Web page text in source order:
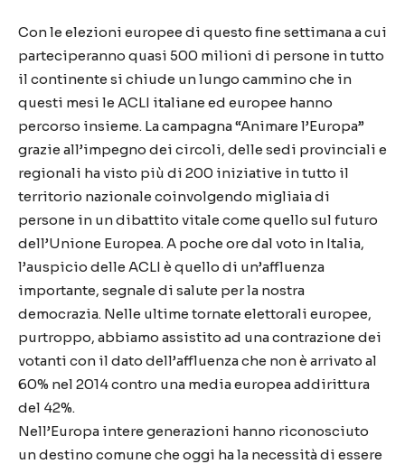
Con le elezioni europee di questo fine settimana a cui
parteciperanno quasi 500 milioni di persone in tutto
il continente si chiude un lungo cammino che in
questi mesi le ACLI italiane ed europee hanno
percorso insieme. La campagna “Animare l’Europa”
grazie all’impegno dei circoli, delle sedi provinciali e
regionali ha visto più di 200 iniziative in tutto il
territorio nazionale coinvolgendo migliaia di
persone in un dibattito vitale come quello sul futuro
dell’Unione Europea. A poche ore dal voto in Italia,
l’auspicio delle ACLI è quello di un’affluenza
importante, segnale di salute per la nostra
democrazia. Nelle ultime tornate elettorali europee,
purtroppo, abbiamo assistito ad una contrazione dei
votanti con il dato dell’affluenza che non è arrivato al
60% nel 2014 contro una media europea addirittura
del 42%.
Nell’Europa intere generazioni hanno riconosciuto
un destino comune che oggi ha la necessità di essere